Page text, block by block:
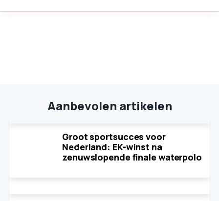
Aanbevolen artikelen
Groot sportsucces voor
Nederland: EK-winst na
zenuwslopende finale waterpolo